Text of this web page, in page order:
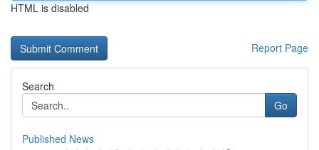
HTML is disabled
Report Page
Search
Go
Published News